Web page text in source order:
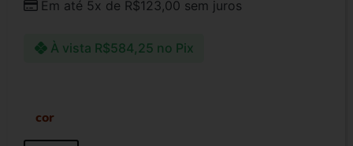
Em até 5x de R$123,00 sem juros
À vista R$584,25 no Pix
cor